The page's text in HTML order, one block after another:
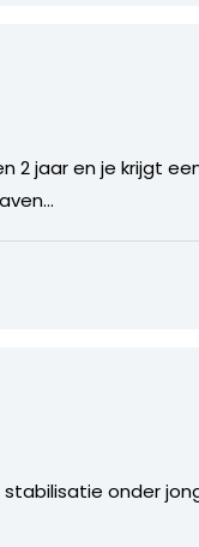
2 jaar en je krijgt
onder